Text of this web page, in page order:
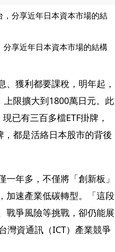
享近年日本資本市場的結構
獲利都要課稅，明年起，
限擴大到1800萬日元。此
已有三百多檔ETF掛牌，
都是活絡日本股市的背後
年多，不僅將「創新板」
加速產業低碳轉型。「這段
戰爭風險等挑戰，卻仍能展
灣資通訊（ICT）產業競爭